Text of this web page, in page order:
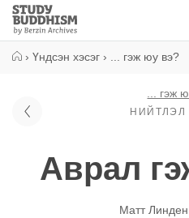
Close
Study
Buddhism
› Үндсэн хэсэг › ... гэж юу вэ?
... гэж
НИЙТЛЭЛ
Аврал
Матт Линден